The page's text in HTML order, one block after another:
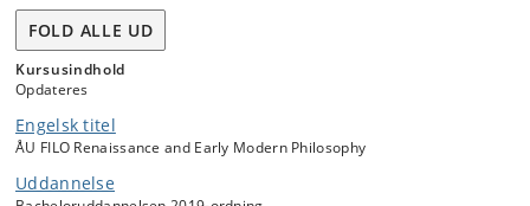
FOLD ALLE UD
Kursusindhold
Opdateres
Engelsk titel
ÅU FILO Renaissance and Early Modern Philosophy
Uddannelse